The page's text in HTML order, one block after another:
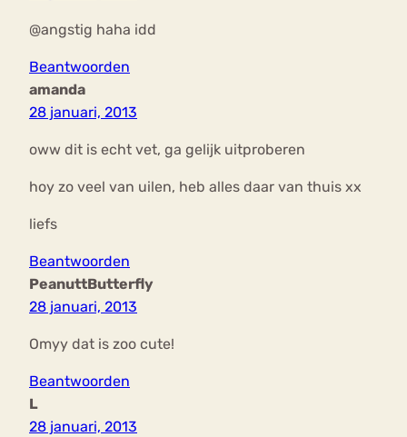
@angstig haha idd
Beantwoorden
amanda
28 januari, 2013
oww dit is echt vet, ga gelijk uitproberen
hoy zo veel van uilen, heb alles daar van thuis xx
liefs
Beantwoorden
PeanuttButterfly
28 januari, 2013
Omyy dat is zoo cute!
Beantwoorden
L
28 januari, 2013